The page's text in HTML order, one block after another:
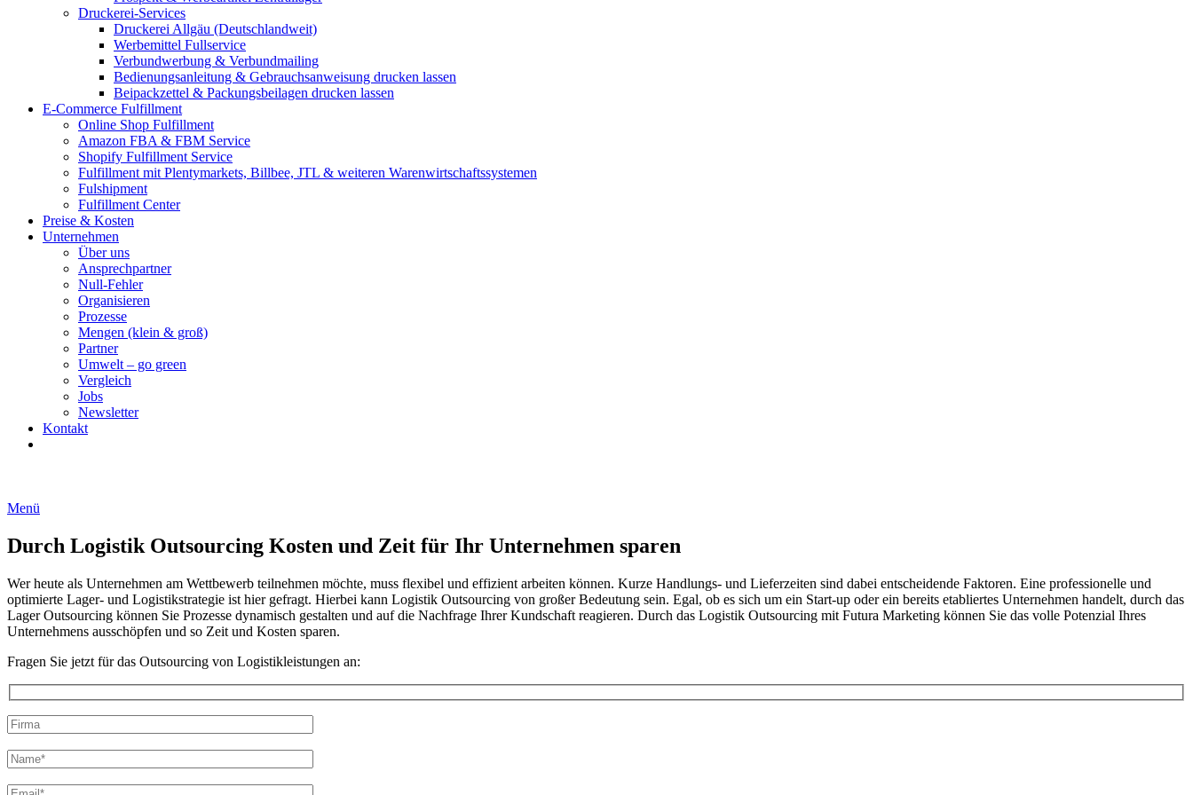
Druckerei-Services
Druckerei Allgäu (Deutschlandweit)
Werbemittel Fullservice
Verbundwerbung & Verbundmailing
Bedienungsanleitung & Gebrauchsanweisung drucken lassen
Beipackzettel & Packungsbeilagen drucken lassen
E-Commerce Fulfillment
Online Shop Fulfillment
Amazon FBA & FBM Service
Shopify Fulfillment Service
Fulfillment mit Plentymarkets, Billbee, JTL & weiteren Warenwirtschaftssystemen
Fulshipment
Fulfillment Center
Preise & Kosten
Unternehmen
Über uns
Ansprechpartner
Null-Fehler
Organisieren
Prozesse
Mengen (klein & groß)
Partner
Umwelt – go green
Vergleich
Jobs
Newsletter
Kontakt
Menü
Durch Logistik Outsourcing Kosten und Zeit für Ihr Unternehmen sparen
Wer heute als Unternehmen am Wettbewerb teilnehmen möchte, muss flexibel und effizient arbeiten können. Kurze Handlungs- und Lieferzeiten sind dabei entscheidende Faktoren. Eine professionelle und
optimierte Lager- und Logistikstrategie ist hier gefragt. Hierbei kann Logistik Outsourcing von großer Bedeutung sein. Egal, ob es sich um ein Start-up oder ein bereits etabliertes Unternehmen handelt, durch das
Lager Outsourcing können Sie Prozesse dynamisch gestalten und auf die Nachfrage Ihrer Kundschaft reagieren. Durch das Logistik Outsourcing mit Futura Marketing können Sie das volle Potenzial Ihres
Unternehmens ausschöpfen und so Zeit und Kosten sparen.
Fragen Sie jetzt für das Outsourcing von Logistikleistungen an:
Bitte
lasse
dieses